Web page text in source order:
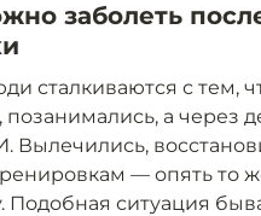
заболеть
сталкиваются с тем,
позанимались, а через
Вылечились,
— опять то
Подобная ситуация